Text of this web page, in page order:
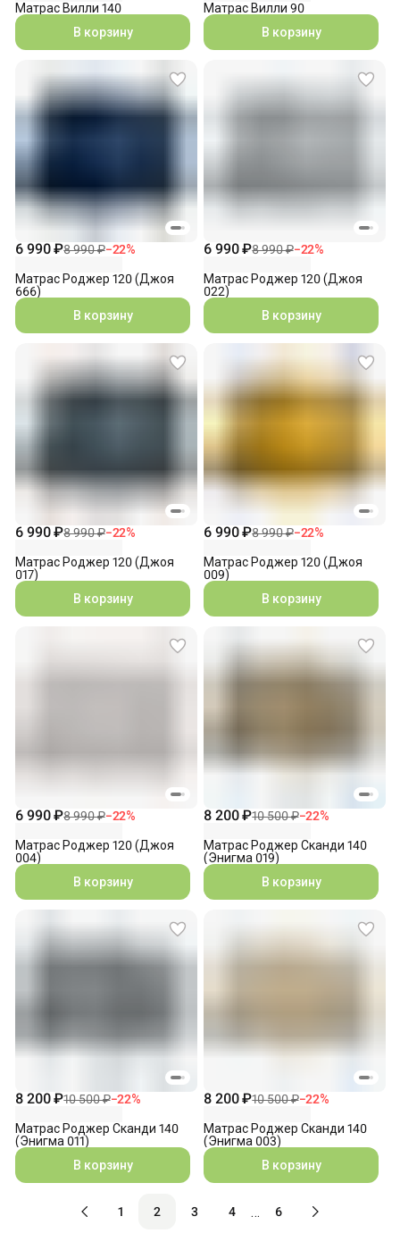
Матрас Вилли 140
В корзину
Матрас Вилли 90
В корзину
6 990 ₽8 990 ₽−22%
Матрас Роджер 120 (Джоя
666)
В корзину
6 990 ₽8 990 ₽−22%
Матрас Роджер 120 (Джоя
022)
В корзину
6 990 ₽8 990 ₽−22%
Матрас Роджер 120 (Джоя
017)
В корзину
6 990 ₽8 990 ₽−22%
Матрас Роджер 120 (Джоя
009)
В корзину
6 990 ₽8 990 ₽−22%
Матрас Роджер 120 (Джоя
004)
В корзину
8 200 ₽10 500 ₽−22%
Матрас Роджер Сканди 140
(Энигма 019)
В корзину
8 200 ₽10 500 ₽−22%
Матрас Роджер Сканди 140
(Энигма 011)
В корзину
8 200 ₽10 500 ₽−22%
Матрас Роджер Сканди 140
(Энигма 003)
В корзину
1 2 3 4 … 6